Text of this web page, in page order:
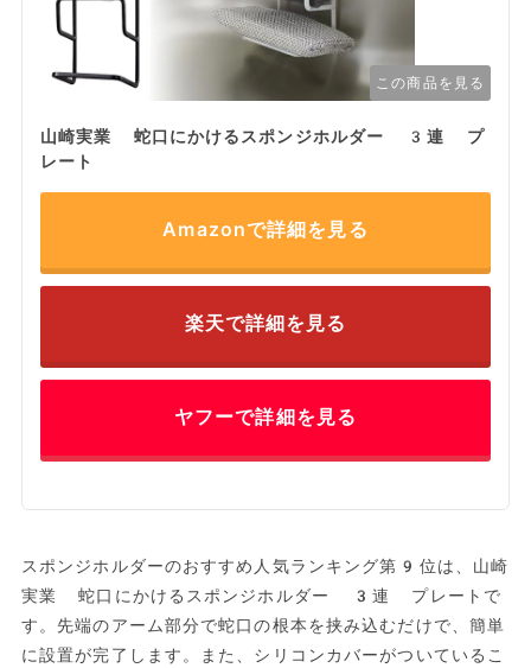
この商品を見る
山崎実業 蛇口にかけるスポンジホルダー 3連 プ
レート
Amazonで詳細を見る
楽天で詳細を見る
ヤフーで詳細を見る
スポンジホルダーのおすすめ人気ランキング第9位は、山崎
実業 蛇口にかけるスポンジホルダー 3連 プレートで
す。先端のアーム部分で蛇口の根本を挟み込むだけで、簡単
に設置が完了します。また、シリコンカバーがついているこ